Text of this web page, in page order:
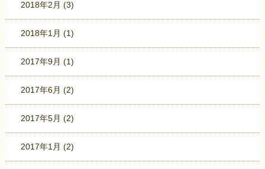
2018年2月 (3)
2018年1月 (1)
2017年9月 (1)
2017年6月 (2)
2017年5月 (2)
2017年1月 (2)